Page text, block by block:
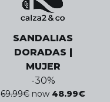
SANDALIAS
DORADAS |
MUJER
-30%
69.99€ now 48.99€